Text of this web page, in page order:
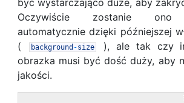
być wystarczająco duże, aby
Oczywiście zostanie ono
automatycznie dzięki późniejszej
(
background -size
), ale tak czy
obrazka musi być dość duży, aby
jakości.